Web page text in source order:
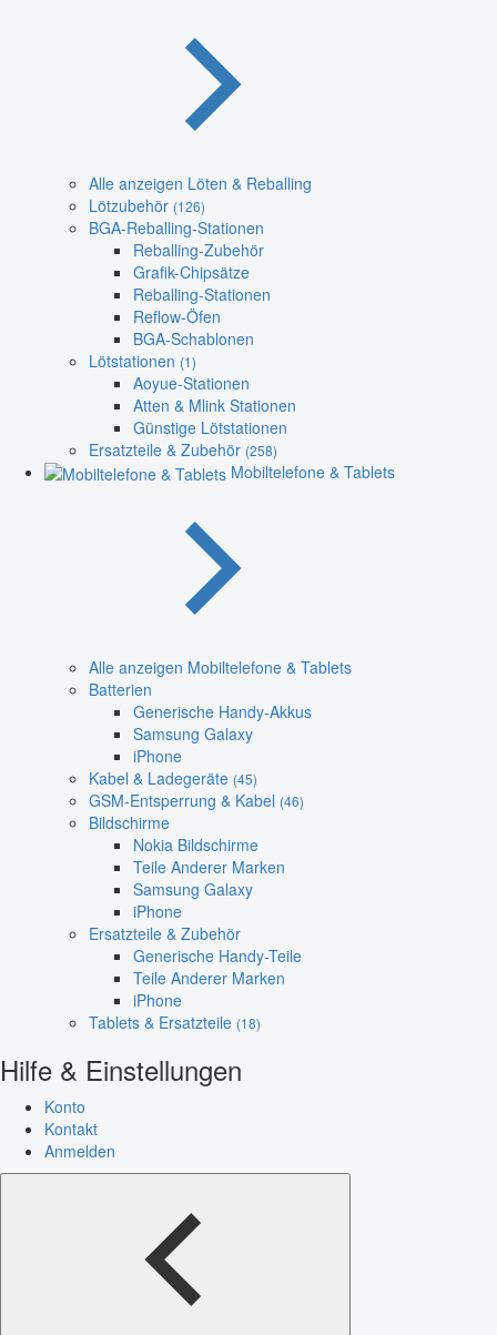
Alle anzeigen Löten & Reballing
Lötzubehör (126)
BGA-Reballing-Stationen
Reballing-Zubehör
Grafik-Chipsätze
Reballing-Stationen
Reflow-Öfen
BGA-Schablonen
Lötstationen (1)
Aoyue-Stationen
Atten & Mlink Stationen
Günstige Lötstationen
Ersatzteile & Zubehör (258)
Mobiltelefone & Tablets
Alle anzeigen Mobiltelefone & Tablets
Batterien
Generische Handy-Akkus
Samsung Galaxy
iPhone
Kabel & Ladegeräte (45)
GSM-Entsperrung & Kabel (46)
Bildschirme
Nokia Bildschirme
Teile Anderer Marken
Samsung Galaxy
iPhone
Ersatzteile & Zubehör
Generische Handy-Teile
Teile Anderer Marken
iPhone
Tablets & Ersatzteile (18)
Hilfe & Einstellungen
Konto
Kontakt
Anmelden